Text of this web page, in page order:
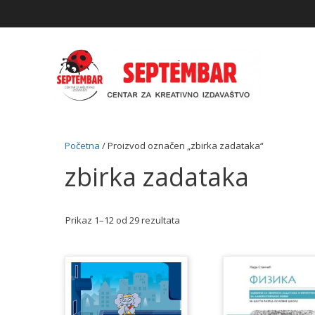
to
Početna / Proizvod označen „zbirka zadataka“
zbirka zadataka
Prikaz 1–12 od 29 rezultata